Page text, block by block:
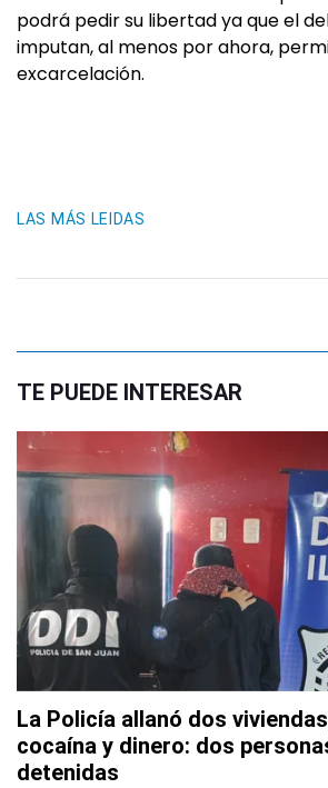
podrá pedir su libertad ya que el
imputan, al menos por ahora,
excarcelación.
LAS MÁS LEIDAS
TE PUEDE INTERESAR
La Policía allanó dos
cocaína y dinero: dos
detenidas